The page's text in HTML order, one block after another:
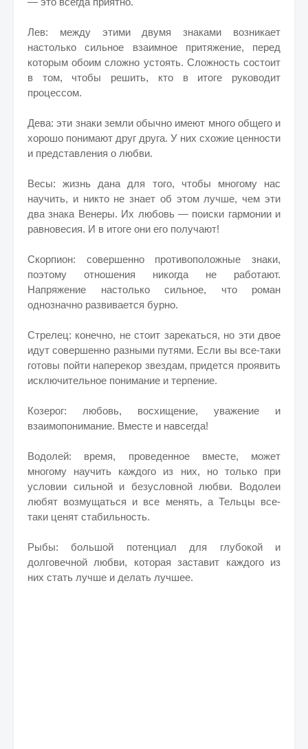
Лев: между этими двумя знаками возникает
настолько сильное взаимное притяжение, перед
которым обоим сложно устоять. Сложность состоит
в том, чтобы решить, кто в итоге руководит
процессом.
Дева: эти знаки земли обычно имеют много общего и
хорошо понимают друг друга. У них схожие ценности
и представления о любви.
Весы: жизнь дана для того, чтобы многому нас
научить, и никто не знает об этом лучше, чем эти
два знака Венеры. Их любовь — поиски гармонии и
равновесия. И в итоге они его получают!
Скорпион: совершенно противоположные знаки,
поэтому отношения никогда не работают.
Напряжение настолько сильное, что роман
однозначно развивается бурно.
Стрелец: конечно, не стоит зарекаться, но эти двое
идут совершенно разными путями. Если вы все-таки
готовы пойти наперекор звездам, придется проявить
исключительное понимание и терпение.
Козерог: любовь, восхищение, уважение и
взаимопонимание. Вместе и навсегда!
Водолей: время, проведенное вместе, может
многому научить каждого из них, но только при
условии сильной и безусловной любви. Водолеи
любят возмущаться и все менять, а Тельцы все-
таки ценят стабильность.
Рыбы: большой потенциал для глубокой и
долговечной любви, которая заставит каждого из
них стать лучше и делать лучшее.